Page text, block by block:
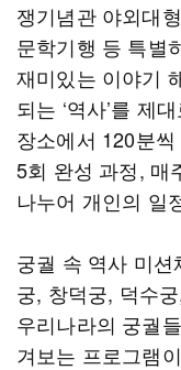
쟁기념관 야외대
문학기행 등 특별
재미있는 이야기
되는 ‘역사’를 제
장소에서 120분
5회 완성 과정, 매
나누어 개인의 일
궁궐 속 역사 미
궁, 창덕궁, 덕수
우리나라의 궁궐
겨보는 프로그램